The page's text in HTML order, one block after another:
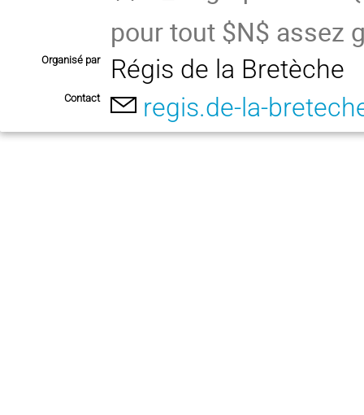
pour tout $N$ assez
Organisé par Régis de la Bretèche
Contact regis.de-la-